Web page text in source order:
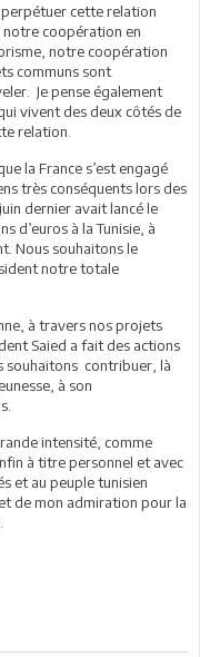
cette relation
notre coopération en
notre coopération
communs sont
Je pense également
vivent des deux côtés de
relation.
la France s’est engagé
très conséquents lors des
dernier avait lancé le
d’euros à la Tunisie, à
Nous souhaitons le
notre totale
à travers nos projets
Saied a fait des actions
souhaitons contribuer, là
à son
intensité, comme
à titre personnel et avec
et au peuple tunisien
de mon admiration pour la